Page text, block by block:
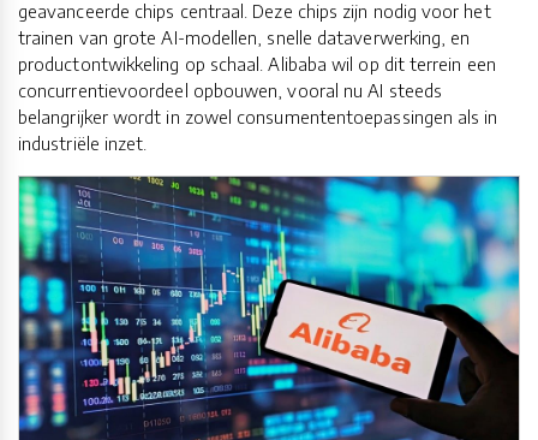
geavanceerde chips centraal. Deze chips zijn nodig voor het
trainen van grote AI-modellen, snelle dataverwerking, en
productontwikkeling op schaal. Alibaba wil op dit terrein een
concurrentievoordeel opbouwen, vooral nu AI steeds
belangrijker wordt in zowel consumententoepassingen als in
industriële inzet.